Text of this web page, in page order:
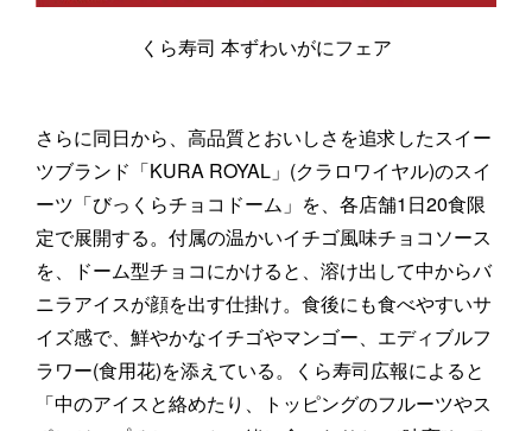
くら寿司 本ずわいがにフェア
さらに同日から、高品質とおいしさを追求したスイー
ツブランド「KURA ROYAL」(クラロワイヤル)のスイ
ーツ「びっくらチョコドーム」を、各店舗1日20食限
定で展開する。付属の温かいイチゴ風味チョコソース
を、ドーム型チョコにかけると、溶け出して中からバ
ニラアイスが顔を出す仕掛け。食後にも食べやすいサ
イズ感で、鮮やかなイチゴやマンゴー、エディブルフ
ラワー(食用花)を添えている。くら寿司広報によると
「中のアイスと絡めたり、トッピングのフルーツやス